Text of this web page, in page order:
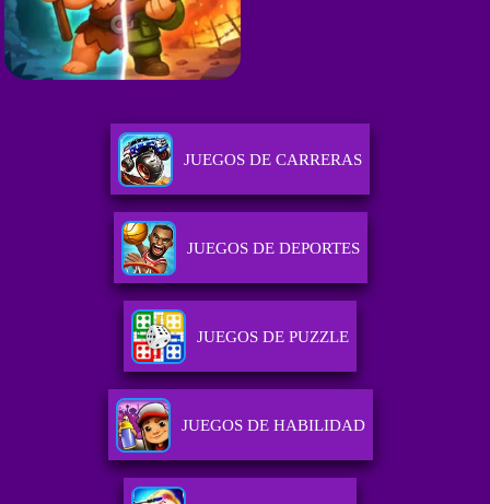
JUEGOS DE CARRERAS
JUEGOS DE DEPORTES
JUEGOS DE PUZZLE
JUEGOS DE HABILIDAD